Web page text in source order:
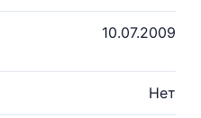
10.07.2009
Нет